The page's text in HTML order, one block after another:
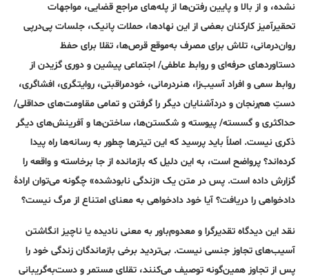
نشده، و از بالا و پایین‌ رفتن‌ها از پله‌های مراجع قضایی، مواجهات
تحقیرآمیز کارکنان بعضی از این نهادها، حملات پانیک، جلسات پی‌درپی
روان‌درمانی، تلاش برای مصرف به‌موقع قرص‌ها، تقلا برای حفظ
دستاوردهای حرفه‌ای و روابط عاطفی/ اجتماعی پیشین و دوری‌ گزیدن از
روابط سمی و افراد آسیب‌زا، هنردرمانی، خودمراقبتی، روایتگری، افشاگری،
دستِ هم‌رنجان و دردآشنایان دیگر را گرفتن و تمامی مقاومت‌های حداقلی/
حداکثری و گسسته/ پیوسته و شکستن‌ها، ساختن‌ها و آفرینش‌های دیگر
ذکری نیست. اصلاً باید پرسید که این تیترها چطور به رسانه‌ها راه پیدا
کرده‌اند؟ پرواضح است، به این دلیل که بازمانده از جا برخاسته و واقعه را
گزارش داده است. پس در متن یک «زندگی نابودشده» چگونه می‌توان ارادۀ
دادخواهی را دریافت؟ آیا خود دادخواهی به معنای امتناع از مرگ نیست؟
نقد این دیدگاه تقدیرگرا و معدوم‌باور به معنی نادیده یا ناچیز انگاشتن
آسیب‌های تجاوز جنسی نیست. بی‌تردید برخی بازماندگان زندگی خود را
پس از تجاوز همین‌گونه توصیف می‌کنند، تقلای مستمر و دست‌به‌گریبانی